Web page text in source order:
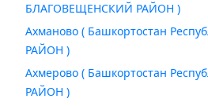
БЛАГОВЕЩЕНСКИЙ РАЙОН )
Ахманово ( Башкортостан
РАЙОН )
Ахмерово ( Башкортостан
РАЙОН )